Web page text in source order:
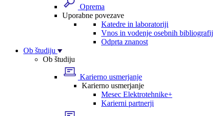
Oprema
Uporabne povezave
Katedre in laboratoriji
Vnos in vodenje osebnih bibliografij
Odprta znanost
Ob študiju
Ob študiju
Karierno usmerjanje
Karierno usmerjanje
Mesec Elektrotehnike+
Karierni partnerji